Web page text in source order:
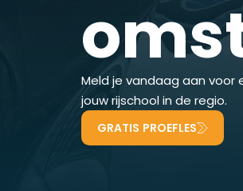
Meld je vandaag aan
jouw rijschool in de regio.
GRATIS PROEFLES